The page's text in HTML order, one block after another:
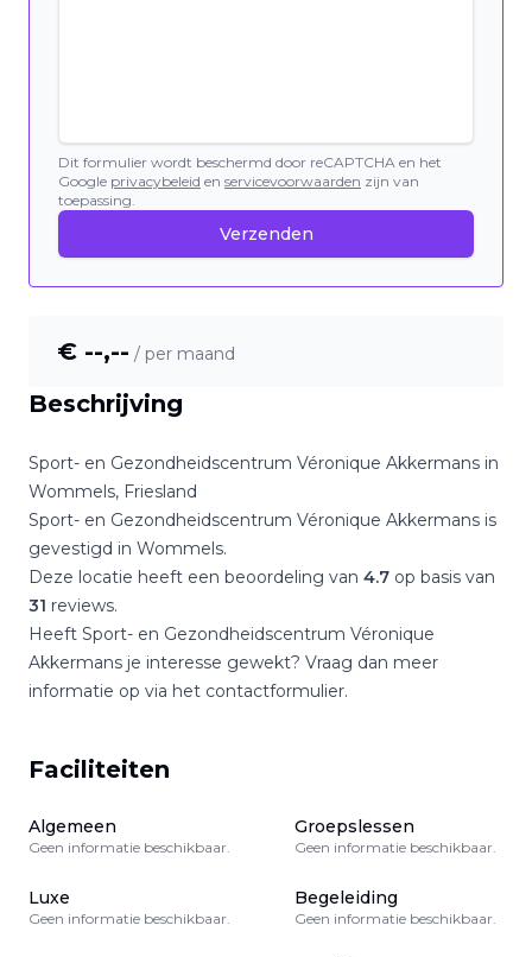
Beschrijving
Sport- en Gezondheidscentrum Véronique Akkermans in
Wommels, Friesland
Sport- en Gezondheidscentrum Véronique Akkermans is
gevestigd in Wommels.
Deze locatie heeft een beoordeling van 4.7 op basis van
31 reviews.
Heeft Sport- en Gezondheidscentrum Véronique
Akkermans je interesse gewekt? Vraag dan meer
informatie op via het contactformulier.
Faciliteiten
Algemeen
Geen informatie beschikbaar.
Groepslessen
Geen informatie beschikbaar.
Luxe
Geen informatie beschikbaar.
Begeleiding
Geen informatie beschikbaar.
Dit formulier wordt beschermd door reCAPTCHA en het
Google privacybeleid en servicevoorwaarden zijn van
toepassing.
Verzenden
€ --,-- / per maand